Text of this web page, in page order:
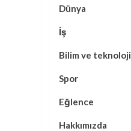
Dünya
İş
Bilim ve teknoloji
Spor
Eğlence
Hakkımızda